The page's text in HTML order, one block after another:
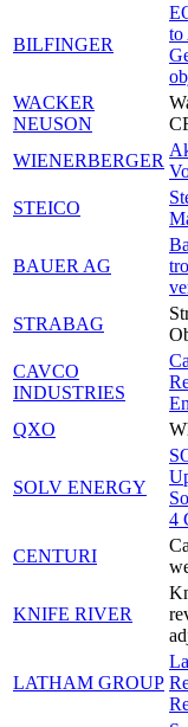
BILFINGER
to
WACKER
NEUSON
WIENERBERGER
STEICO
BAUER AG
STRABAG
CAVCO
INDUSTRIES
QXO
SOLV ENERGY
4
CENTURI
KNIFE RIVER
LATHAM GROUP